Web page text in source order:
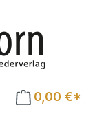
0,00 €*